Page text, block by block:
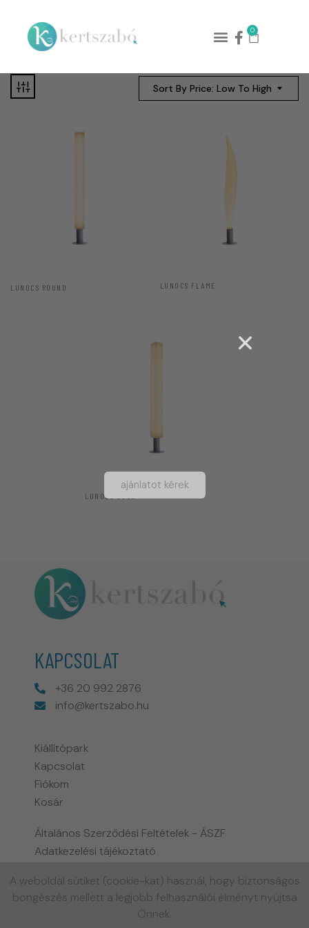
0
Sort By Price: Low To High
LUNOCS ROUND LUNOCS FLAME
LUNOCS CUBE
KAPCSOLAT
+36 20 992 2876
info@kertszabo.hu
Kiállítópark
Kapcsolat
Fiókom
Kosár
Általános Szerződési Feltételek - ÁSZF
Adatkezelési tájékoztató
Biohort garancia tájékoztató
Gyakran ismételt kérdések
A weboldal sütiket (cookie-kat) használ, hogy biztonságos
böngészés mellett a legjobb felhasználói élményt nyújtsa
Önnek.
ajánlatot kérek